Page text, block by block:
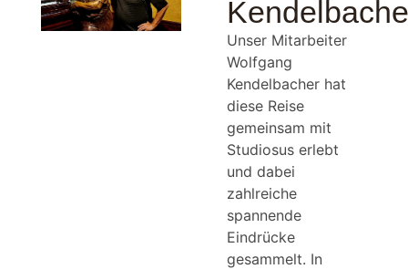
Unser Mitarbeiter
Wolfgang
Kendelbacher hat
diese Reise
gemeinsam mit
Studiosus erlebt
und dabei
zahlreiche
spannende
Eindrücke
gesammelt. In